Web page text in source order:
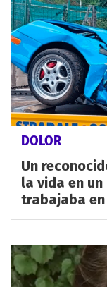
DOLOR
Un
la vida en
trabajaba